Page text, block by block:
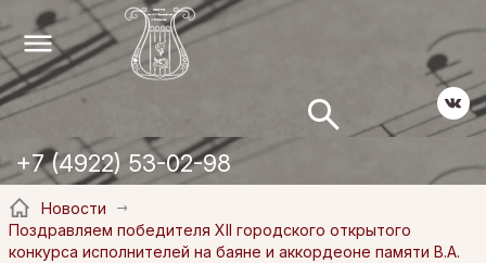
+7 (4922) 53-02-98
Новости
Поздравляем победителя XII городского открытого
конкурса исполнителей на баяне и аккордеоне памяти В.А.